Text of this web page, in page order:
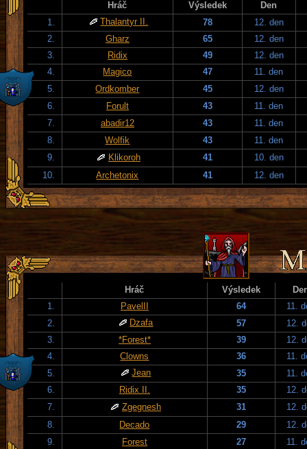
Hráč Výsledek
Den
1.
Thalantyr II. 78
12. den
2.
Gharz 65
12. den
3.
Ridix 49
12. den
4.
Magico 47
11. den
5.
Ordkomber 45
12. den
6.
Forult 43
11. den
7.
abadir12 43
11. den
8.
Wolfik 43
11. den
9.
Klikoroh 41
10. den
10.
Archetonix 41 12. den
Hráč Výsledek
1.
PavelII 64
11.
2.
Dzafa 57
12.
3.
*Forest* 39
12.
4.
Clowns 36
11.
5.
Jean 35
11.
6.
Ridix II. 35
12.
7.
Zgegnesh 31
12.
8.
Decado 29
12.
9.
Forest 27
11.